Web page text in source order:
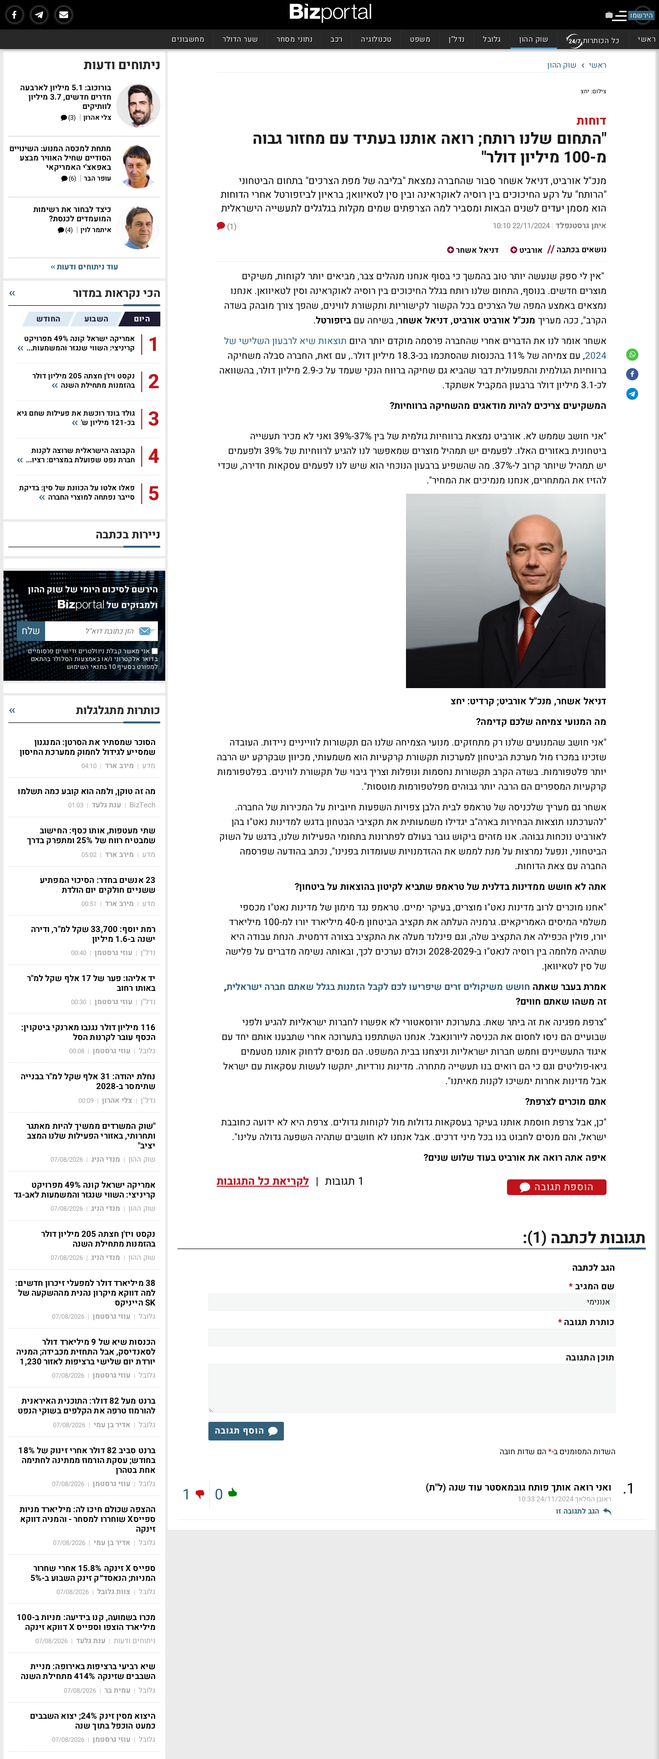
הירשמו
ראשי כל הכותרות שוק ההון גלובל נדל"ן משפט טכנולוגיה רכב נתוני מסחר שער הדולר מחשבונים
ראשי שוק ההון
צילום: יחצ
דוחות
"התחום שלנו רותח; רואה אותנו בעתיד עם מחזור גבוה
מ-100 מיליון דולר"
מנכ"ל אורביט, דניאל אשחר סבור שהחברה נמצאת "בליבה של מפת הצרכים" בתחום הביטחוני
"הרותח" על רקע החיכוכים בין רוסיה לאוקראינה ובין סין לטאיוואן; בראיון לביזפורטל אחרי הדוחות
הוא מסמן יעדים לשנים הבאות ומסביר למה הצרפתים שמים מקלות בגלגלים לתעשייה הישראלית
איתן גרסטנפלד |
22/11/2024 10:10
(1)
נושאים בכתבה
אורביט דניאל אשחר
"אין לי ספק שנעשה יותר טוב בהמשך כי בסוף אנחנו מנהלים צבר, מביאים יותר לקוחות, משיקים
מוצרים חדשים. בנוסף, התחום שלנו רותח בגלל החיכוכים בין רוסיה לאוקראינה וסין לטאיוואן. אנחנו
נמצאים באמצע המפה של הצרכים בכל הקשור לקישוריות ותקשורת לווינים, שהפך צורך מובהק בשדה
הקרב", ככה מעריך מנכ"ל אורביט אורביט, דניאל אשחר, בשיחה עם ביזפורטל.
אשחר אומר לנו את הדברים אחרי שהחברה פרסמה מוקדם יותר היום תוצאות שיא לרבעון השלישי של
2024
, עם צמיחה של 11% בהכנסות שהסתכמו בכ-18.3 מיליון דולר., עם זאת, החברה סבלה משחיקה
ברווחיות הגולמית והתפעולית דבר שהביא גם שחיקה ברווח הנקי שעמד על כ-2.9 מיליון דולר, בהשוואה
לכ-3.1 מיליון דולר ברבעון המקביל אשתקד.
המשקיעים צריכים להיות מודאגים מהשחיקה ברווחיות?
"אני חושב שממש לא. אורביט נמצאת ברווחיות גולמית של בין 37%-39% ואני לא מכיר תעשייה
ביטחונית באזורים האלו. לפעמים יש תמהיל מוצרים שמאפשר לנו להגיע לרווחיות של 39% ולפעמים
יש תמהיל שיותר קרוב ל-37%. מה שהשפיע ברבעון הנוכחי הוא שיש לנו לפעמים עסקאות חדירה, שכדי
להזיז את המתחרים, אנחנו מנמיכים את המחיר".
דניאל אשחר, מנכ"ל אורביט; קרדיט: יחצ
מה המנועי צמיחה שלכם קדימה?
"אני חושב שהמנועים שלנו רק מתחזקים. מנועי הצמיחה שלנו הם תקשורות לווייניים ניידות. העובדה
שזכינו במכרז מול מערכת הביטחון למערכות תקשורת קרקעיות הוא משמעותי, מכיוון שבקרקע יש הרבה
יותר פלטפורמות. בשדה הקרב תקשורות נחסמות ונופלות וצריך גיבוי של תקשורת לווינים. בפלטפורמות
קרקעיות המספרים הם הרבה יותר גבוהים מפלטפורמות מוטסות".
אשחר גם מעריך שלכניסה של טראמפ לבית הלבן צפויות השפעות חיוביות על המכירות של החברה.
"להערכתנו תוצאות הבחירות בארה"ב יגדילו משמעותית את תקציבי הבטחון בדגש למדינות נאט"ו בהן
לאורביט נוכחות גבוהה. אנו מזהים ביקוש גובר בעולם לפתרונות בתחומי הפעילות שלנו, בדגש על השוק
הביטחוני, ונפעל נמרצות על מנת לממש את ההזדמנויות שעומדות בפנינו", נכתב בהודעה שפרסמה
החברה עם צאת הדוחות.
אתה לא חושש ממדינות בדלנית של טראמפ שתביא לקיטון בהוצאות על ביטחון?
"אחנו מוכרים לרוב מדינות נאט"ו מוצרים, בעיקר ימיים. טראמפ נגד מימון של מדינות נאט"ו מכספי
משלמי המיסים האמריקאים. גרמניה העלתה את תקציב הביטחון מ-40 מיליארד יורו למ-100 מיליארד
יורו, פולין הכפילה את התקציב שלה, וגם פינלנד מעלה את התקציב בצורה דרמטית. הנחת עבודה היא
שתהיה מלחמה בין רוסיה לנאט"ו ב-2028-2029 וכולם נערכים לכך, ובאותה נשימה מדברים על פלישה
של סין לטאיוואן.
אמרת בעבר שאתה חושש משיקולים זרים שיפריעו לכם לקבל הזמנות בגלל שאתם חברה ישראלית,
זה משהו שאתם חווים?
"צרפת מפגינה את זה ביתר שאת. בתערוכת יורוסאטורי לא אפשרו לחברות ישראליות להגיע ולפני
שבועיים הם ניסו לחסום את הכניסה ליורונאבל. אנחנו השתתפנו בתערוכה אחרי שתבענו אותם יחד עם
איגוד התעשיינים וחמש חברות ישראליות וניצחנו בבית המשפט. הם מנסים לדחוק אותנו מטעמים
גיאו-פוליטים וגם כי הם רואים בנו תעשייה מתחרה. מדינות נורדיות, יתקשו לעשות עסקאות עם ישראל
אבל מדינות אחרות ימשיכו לקנות מאיתנו".
אתם מוכרים לצרפת?
"כן, אבל צרפת חוסמת אותנו בעיקר בעסקאות גדולות מול לקוחות גדולים. צרפת היא לא ידועה כחובבת
ישראל, והם מנסים לחבוט בנו בכל מיני דרכים. אבל אנחנו לא חושבים שתהיה השפעה גדולה עלינו".
איפה אתה רואה את אורביט בעוד שלוש שנים?
הוספת תגובה 1 תגובות | לקריאת כל התגובות
תגובות לכתבה (1)
:
הגב לכתבה
שם המגיב*
כותרת תגובה*
תוכן התגובה
הוסף תגובה
השדות המסומנים ב-*הם שדות חובה
1
. ואני רואה אותך פותח גובמאסטר עוד שנה (ל"ת)
ראובן המלאך24/11/2024 10:33
הגב לתגובה זו
0
1
ניתוחים ודעות
בורוכוב: 5.1 מיליון לארבעה
חדרים חדשים, 3.7 מיליון
לוותיקים
צלי אהרון |
(3)
מתחת למכסה המנוע: השינויים
הסודיים שחיל האוויר מבצע
באפאצ'י האמריקאי
עופר הבר |
(6)
כיצד לבחור את רשימות
המועמדים לכנסת?
איתמר לוין |
(4)
עוד ניתוחים ודעות
הכי נקראות במדור
היום השבוע החודש
1
אמריקה ישראל קונה 49% מפרויקט
קריניצי: השווי שנגזר והמשמעות...
2
נקסט ויז'ן חצתה 205 מיליון דולר
בהזמנות מתחילת השנה
3
גולד בונד רוכשת את פעילות שחם גיא
בכ-121 מיליון ש'
4
הקבוצה הישראלית שרוצה לקנות
חברת נפט שפועלת במצרים: רציו...
5
פאלו אלטו על הכוונת של סין: בדיקת
סייבר נפתחה למוצרי החברה
ניירות בכתבה
הירשם לסיכום היומי של שוק ההון
ולמבזקים של
אני מאשר קבלת ניוזלטרים ודיוורים פרסומיים
בדואר אלקטרוני ו/או באמצעות הסלולר בהתאם
למפורט בסעיף 10 בתנאי השימוש
כותרות מתגלגלות
הסוכר שמסתיר את הסרטן: המנגנון
שמסייע לגידול לחמוק ממערכת החיסון
מדע | מירב ארד |
04:10
מה זה טוקן, ולמה הוא קובע כמה תשלמו
BizTech
| ענת גלעד |
01:03
שתי מעטפות, אותו כסף: החישוב
שמבטיח רווח של 25% ומתפרק בדרך
מדע | מירב ארד |
05:02
23 אנשים בחדר: הסיכוי המפתיע
ששניים חולקים יום הולדת
מדע | מירב ארד |
00:51
רמת יוסף: 33,700 שקל למ"ר, ודירה
ישנה ב-1.6 מיליון
נדל"ן | עוזי גרסטמן |
00:40
יד אליהו: פער של 17 אלף שקל למ"ר
באותו רחוב
נדל"ן | עוזי גרסטמן |
00:30
116 מיליון דולר נגנבו מארנקי ביטקוין:
הכסף עובר לקרנות הסל
גלובל | עוזי גרסטמן |
00:08
נחלת יהודה: 31 אלף שקל למ"ר בבנייה
שתימסר ב-2028
נדל"ן | צלי אהרון |
00:09
"שוק המשרדים ממשיך להיות מאתגר
ותחרותי, באזורי הפעילות שלנו המצב
יציב"
שוק ההון | מנדי הניג |
07/08/2026
אמריקה ישראל קונה 49% מפרויקט
קריניצי: השווי שנגזר והמשמעות לאב-גד
שוק ההון | מנדי הניג |
07/08/2026
נקסט ויז'ן חצתה 205 מיליון דולר
בהזמנות מתחילת השנה
שוק ההון | מנדי הניג |
07/08/2026
38 מיליארד דולר למפעלי זיכרון חדשים:
למה דווקא מיקרון נהנית מההשקעה של
SK הייניקס
גלובל | עוזי גרסטמן |
07/08/2026
הכנסות שיא של 9 מיליארד דולר
לסאנדיסק, אבל התחזית מכבידה; המניה
יורדת יום שלישי ברציפות לאזור 1,230
גלובל | עוזי גרסטמן |
07/08/2026
ברנט מעל 82 דולר: התוכנית האיראנית
להורמוז טרפה את הקלפים בשוקי הנפט
גלובל | אדיר בן עמי |
07/08/2026
ברנט סביב 82 דולר אחרי זינוק של 18%
בחודש; עסקת הורמוז ממתינה לחתימה
אחת בטהרן
גלובל | עוזי גרסטמן |
07/08/2026
ההצפה שכולם חיכו לה: מיליארד מניות
ספייסX שוחררו למסחר - והמניה דווקא
זינקה
גלובל | אדיר בן עמי |
07/08/2026
ספייס X זינקה 15.8% אחרי שחרור
המניות; הנאסד״ק זינק השבוע ב-5%
גלובל | צוות גלובל |
07/08/2026
מכרו בשמועה, קנו בידיעה: מניות ב-100
מיליארד הוצפו וספייס X דווקא זינקה
ניתוחים ודעות | ענת גלעד |
07/08/2026
שיא רביעי ברציפות באירופה: מניית
השבבים שזינקה 414% מתחילת השנה
גלובל | עמית בר |
07/08/2026
היצוא מסין זינק 24%; יצוא השבבים
כמעט הוכפל בתוך שנה
גלובל | עוזי גרסטמן |
07/08/2026